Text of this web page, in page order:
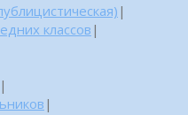
|
классов |
|
|